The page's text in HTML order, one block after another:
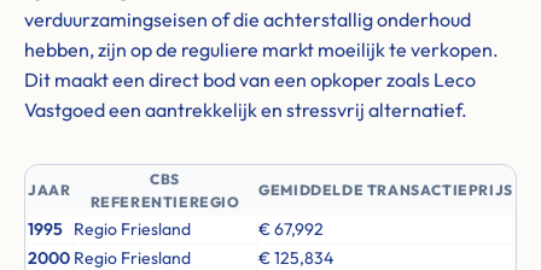
verduurzamingseisen of die achterstallig onderhoud
hebben, zijn op de reguliere markt moeilijk te verkopen.
Dit maakt een direct bod van een opkoper zoals Leco
Vastgoed een aantrekkelijk en stressvrij alternatief.
JAAR
CBS
REFERENTIEREGIO
GEMIDDELDE TRANSACTIEPRIJS
1995 Regio Friesland
€ 67,992
2000 Regio Friesland
€ 125,834